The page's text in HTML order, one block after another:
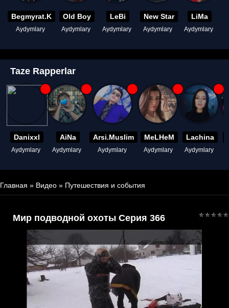
Begmyrat.K
Aydymlary
Old Boy
Aydymlary
LeBi
Aydymlary
New Star
Aydymlary
LiMa
Aydymlary
Taze Rapperlar
Danixxl
Aydymlary
AiNa
Aydymlary
Arsi.Muslim
Aydymlary
MeLHeM
Aydymlary
Lachina
Aydymlary
Главная » Видео » Путешествия и события
Мир подводной охоты Серия 366